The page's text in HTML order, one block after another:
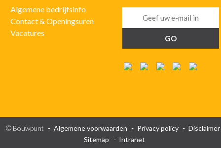
Algemene bedrijfsinfo
Contact & Openingsuren
Vacatures
© Bouwpunt Algemene voorwaarden Privacy policy
Disclaimer
Sitemap
Intranet